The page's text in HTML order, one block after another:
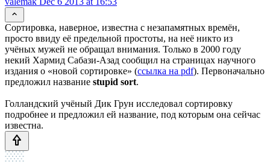
Сортировка, наверное, известна с незапамятных времён,
просто ввиду её предельной простоты, на неё никто из
учёных мужей не обращал внимания. Только в 2000 году
некий Хармид Сабази-Азад сообщил на страницах научного
издания о «новой сортировке» (ссылка на pdf). Первоначально
предложил название stupid sort.
Голландский учёный Дик Грун исследовал сортировку
подробнее и предложил ей название, под которым она сейчас
известна.